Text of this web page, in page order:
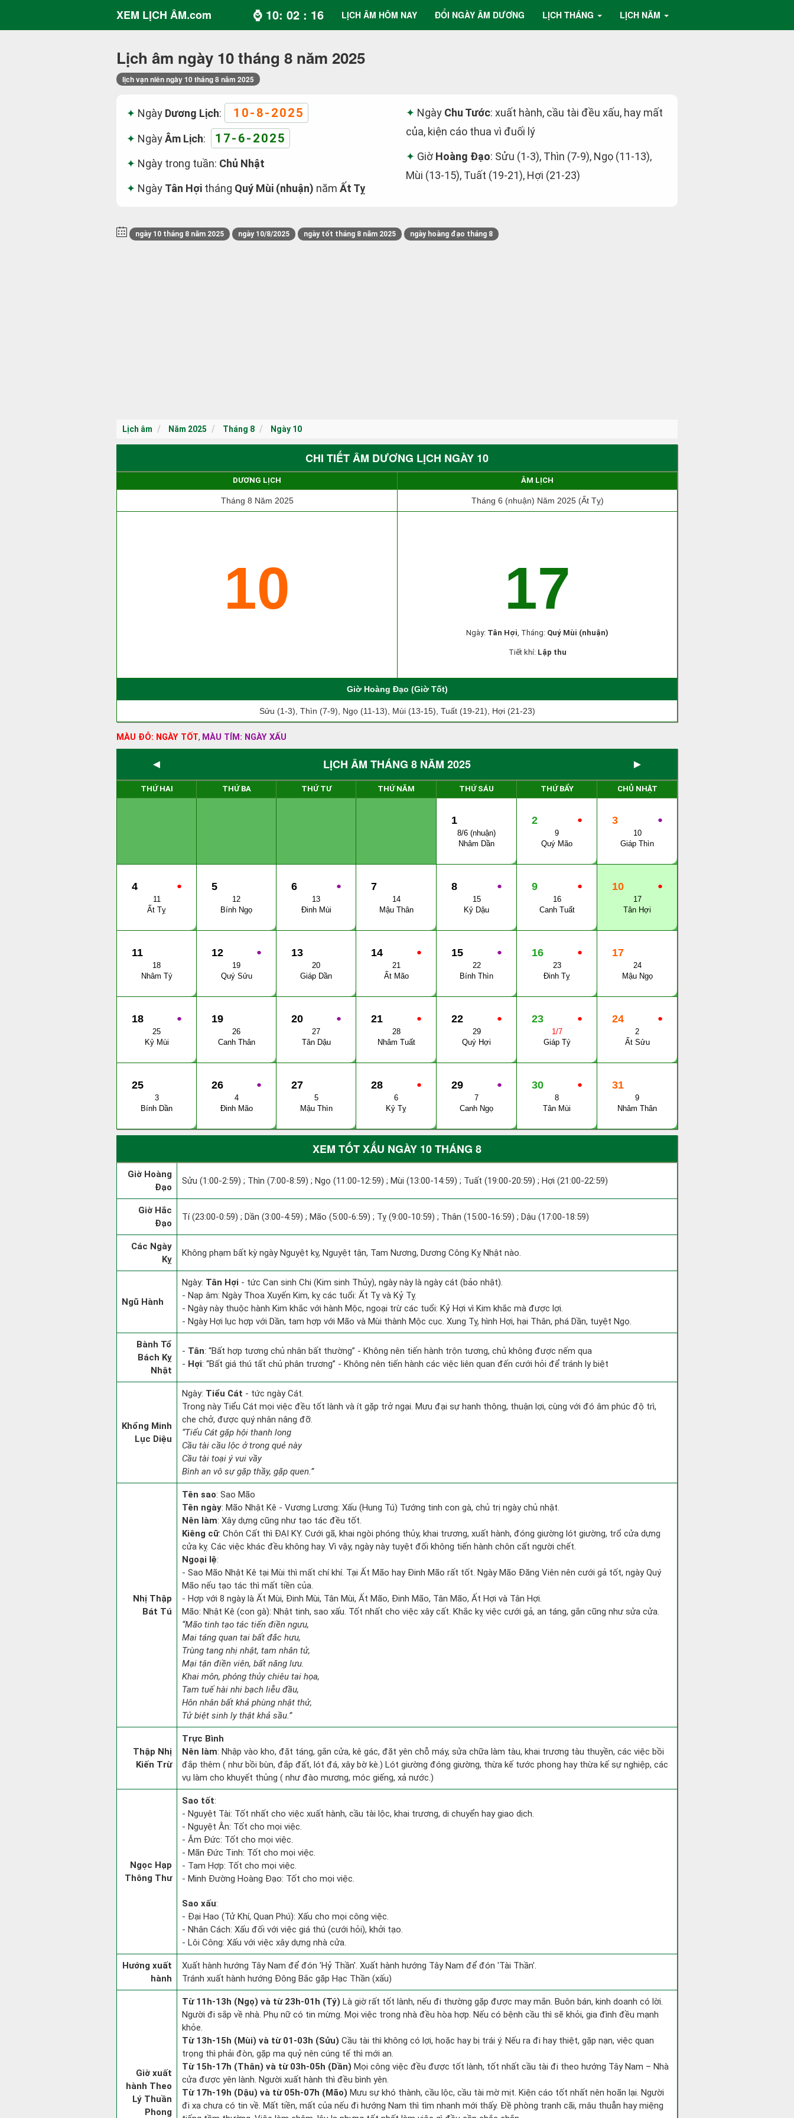
XEM LỊCH ÂM.com ⌚ 10: 02 : 16 LỊCH ÂM HÔM NAY ĐỔI NGÀY ÂM DƯƠNG LỊCH THÁNG LỊCH NĂM
Lịch âm ngày 10 tháng 8 năm 2025
lịch vạn niên ngày 10 tháng 8 năm 2025
Ngày Dương Lịch: 10-8-2025
NgàyÂm Lịch: 17-6-2025
Ngày trong tuần: Chủ Nhật
Ngày Tân Hợi tháng Quý Mùi (nhuận) năm Ất Tỵ
Ngày Chu Tước: xuất hành, cầu tài đều xấu, hay mất
của, kiện cáo thua vì đuối lý
Giờ Hoàng Đạo: Sửu (1-3), Thìn (7-9), Ngọ (11-13),
Mùi (13-15), Tuất (19-21), Hợi (21-23)
ngày 10 tháng 8 năm 2025 ngày 10/8/2025 ngày tốt tháng 8 năm 2025 ngày hoàng đạo tháng 8
Lịch âm Năm 2025 Tháng 8 Ngày 10
CHI TIẾT ÂM DƯƠNG LỊCH NGÀY 10
DƯƠNG LỊCH ÂM LỊCH
Tháng 8 Năm 2025 Tháng 6 (nhuận) Năm 2025 (Ất Tỵ)
10 17
Ngày: Tân Hợi, Tháng: Quý Mùi (nhuận)
Tiết khí: Lập thu
Giờ Hoàng Đạo (Giờ Tốt)
Sửu (1-3), Thìn (7-9), Ngọ (11-13), Mùi (13-15), Tuất (19-21), Hợi (21-23)
MÀU ĐỎ: NGÀY TỐT, MÀU TÍM: NGÀY XẤU
◄ LỊCH ÂM THÁNG 8 NĂM 2025 ►
THỨ HAI THỨ BA THỨ TƯ THỨ NĂM THỨ SÁU THỨ BẨY CHỦ NHẬT
1
8/6 (nhuận)
Nhâm Dần
●
2
9
Quý Mão
●
3
10
Giáp Thìn
●
4
11
Ất Tỵ
5
12
Bính Ngọ
●
6
13
Đinh Mùi
7
14
Mậu Thân
●
8
15
Kỷ Dậu
●
9
16
Canh Tuất
●
10
17
Tân Hợi
11
18
Nhâm Tý
●
12
19
Quý Sửu
13
20
Giáp Dần
●
14
21
Ất Mão
●
15
22
Bính Thìn
●
16
23
Đinh Tỵ
17
24
Mậu Ngọ
●
18
25
Kỷ Mùi
19
26
Canh Thân
●
20
27
Tân Dậu
●
21
28
Nhâm Tuất
●
22
29
Quý Hợi
●
23
1/7
Giáp Tý
●
24
2
Ất Sửu
25
3
Bính Dần
●
26
4
Đinh Mão
27
5
Mậu Thìn
●
28
6
Kỷ Tỵ
●
29
7
Canh Ngọ
●
30
8
Tân Mùi
31
9
Nhâm Thân
XEM TỐT XẤU NGÀY 10 THÁNG 8
Giờ Hoàng
Đạo
Sửu (1:00-2:59) ; Thìn (7:00-8:59) ; Ngọ (11:00-12:59) ; Mùi (13:00-14:59) ; Tuất (19:00-20:59) ; Hợi (21:00-22:59)
Giờ Hắc
Đạo
Tí (23:00-0:59) ; Dần (3:00-4:59) ; Mão (5:00-6:59) ; Tỵ (9:00-10:59) ; Thân (15:00-16:59) ; Dậu (17:00-18:59)
Các Ngày
Kỵ
Không phạm bất kỳ ngày Nguyệt kỵ, Nguyệt tận, Tam Nương, Dương Công Kỵ Nhật nào.
Ngũ Hành
Ngày: Tân Hợi - tức Can sinh Chi (Kim sinh Thủy), ngày này là ngày cát (bảo nhật).
- Nạp âm: Ngày Thoa Xuyến Kim, kỵ các tuổi: Ất Tỵ và Kỷ Tỵ.
- Ngày này thuộc hành Kim khắc với hành Mộc, ngoại trừ các tuổi: Kỷ Hợi vì Kim khắc mà được lợi.
- Ngày Hợi lục hợp với Dần, tam hợp với Mão và Mùi thành Mộc cục. Xung Tỵ, hình Hợi, hại Thân, phá Dần, tuyệt Ngọ.
Bành Tổ
Bách Kỵ
Nhật
- Tân: “Bất hợp tương chủ nhân bất thường” - Không nên tiến hành trộn tương, chủ không được nếm qua
- Hợi: “Bất giá thú tất chủ phân trương” - Không nên tiến hành các việc liên quan đến cưới hỏi để tránh ly biệt
Khổng Minh
Lục Diệu
Ngày: Tiểu Cát - tức ngày Cát.
Trong này Tiểu Cát mọi việc đều tốt lành và ít gặp trở ngại. Mưu đại sự hanh thông, thuận lợi, cùng với đó âm phúc độ trì,
che chở, được quý nhân nâng đỡ.
“Tiểu Cát gặp hội thanh long
Cầu tài cầu lộc ở trong quẻ này
Cầu tài toại ý vui vầy
Bình an vô sự gặp thầy, gặp quen.”
Nhị Thập
Bát Tú
Tên sao: Sao Mão
Tên ngày: Mão Nhật Kê - Vương Lương: Xấu (Hung Tú) Tướng tinh con gà, chủ trị ngày chủ nhật.
Nên làm: Xây dựng cũng như tạo tác đều tốt.
Kiêng cữ: Chôn Cất thì ĐẠI KỴ. Cưới gã, khai ngòi phóng thủy, khai trương, xuất hành, đóng giường lót giường, trổ cửa dựng
cửa kỵ. Các việc khác đều không hay. Vì vậy, ngày này tuyệt đối không tiến hành chôn cất người chết.
Ngoại lệ:
- Sao Mão Nhật Kê tại Mùi thì mất chí khí. Tại Ất Mão hay Đinh Mão rất tốt. Ngày Mão Đăng Viên nên cưới gả tốt, ngày Quý
Mão nếu tạo tác thì mất tiền của.
- Hợp với 8 ngày là Ất Mùi, Đinh Mùi, Tân Mùi, Ất Mão, Đinh Mão, Tân Mão, Ất Hợi và Tân Hợi.
Mão: Nhật Kê (con gà): Nhật tinh, sao xấu. Tốt nhất cho việc xây cất. Khắc kỵ việc cưới gả, an táng, gắn cũng như sửa cửa.
“Mão tinh tạo tác tiến điền ngưu,
Mai táng quan tai bất đắc hưu,
Trùng tang nhị nhật, tam nhân tử,
Mại tận điền viên, bất năng lưu.
Khai môn, phóng thủy chiêu tai họa,
Tam tuế hài nhi bạch liễu đầu,
Hôn nhân bất khả phùng nhật thử,
Tử biệt sinh ly thật khả sầu.”
Thập Nhị
Kiến Trừ
Trực Bình
Nên làm: Nhập vào kho, đặt táng, gắn cửa, kê gác, đặt yên chỗ máy, sửa chữa làm tàu, khai trương tàu thuyền, các việc bồi
đắp thêm ( như bồi bùn, đắp đất, lót đá, xây bờ kè.) Lót giường đóng giường, thừa kế tước phong hay thừa kế sự nghiệp, các
vụ làm cho khuyết thủng ( như đào mương, móc giếng, xả nước.)
Ngọc Hạp
Thông Thư
Sao tốt:
- Nguyệt Tài: Tốt nhất cho việc xuất hành, cầu tài lộc, khai trương, di chuyển hay giao dịch.
- Nguyệt Ân: Tốt cho mọi việc.
- Âm Đức: Tốt cho mọi việc.
- Mãn Đức Tinh: Tốt cho mọi việc.
- Tam Hợp: Tốt cho mọi việc.
- Minh Đường Hoàng Đạo: Tốt cho mọi việc.
Sao xấu:
- Đại Hao (Tử Khí, Quan Phú): Xấu cho mọi công việc.
- Nhân Cách: Xấu đối với việc giá thú (cưới hỏi), khởi tạo.
- Lôi Công: Xấu với việc xây dựng nhà cửa.
Hướng xuất
hành
Xuất hành hướng Tây Nam để đón 'Hỷ Thần'. Xuất hành hướng Tây Nam để đón 'Tài Thần'.
Tránh xuất hành hướng Đông Bắc gặp Hạc Thần (xấu)
Giờ xuất
hành Theo
Lý Thuần
Phong
Từ 11h-13h (Ngọ) và từ 23h-01h (Tý) Là giờ rất tốt lành, nếu đi thường gặp được may mắn. Buôn bán, kinh doanh có lời.
Người đi sắp về nhà. Phụ nữ có tin mừng. Mọi việc trong nhà đều hòa hợp. Nếu có bệnh cầu thì sẽ khỏi, gia đình đều mạnh
khỏe.
Từ 13h-15h (Mùi) và từ 01-03h (Sửu) Cầu tài thì không có lợi, hoặc hay bị trái ý. Nếu ra đi hay thiệt, gặp nạn, việc quan
trọng thì phải đòn, gặp ma quỷ nên cúng tế thì mới an.
Từ 15h-17h (Thân) và từ 03h-05h (Dần) Mọi công việc đều được tốt lành, tốt nhất cầu tài đi theo hướng Tây Nam – Nhà
cửa được yên lành. Người xuất hành thì đều bình yên.
Từ 17h-19h (Dậu) và từ 05h-07h (Mão) Mưu sự khó thành, cầu lộc, cầu tài mờ mịt. Kiện cáo tốt nhất nên hoãn lại. Người
đi xa chưa có tin về. Mất tiền, mất của nếu đi hướng Nam thì tìm nhanh mới thấy. Đề phòng tranh cãi, mâu thuẫn hay miệng